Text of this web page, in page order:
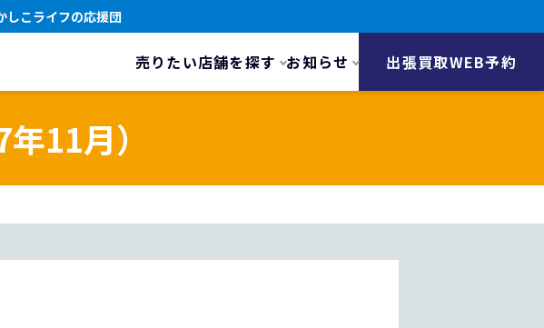
しこライフの応援団
売りたい店舗を探す お知らせ 出張買取WEB予約
11月）